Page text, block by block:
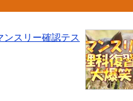
ンスリー確認テス